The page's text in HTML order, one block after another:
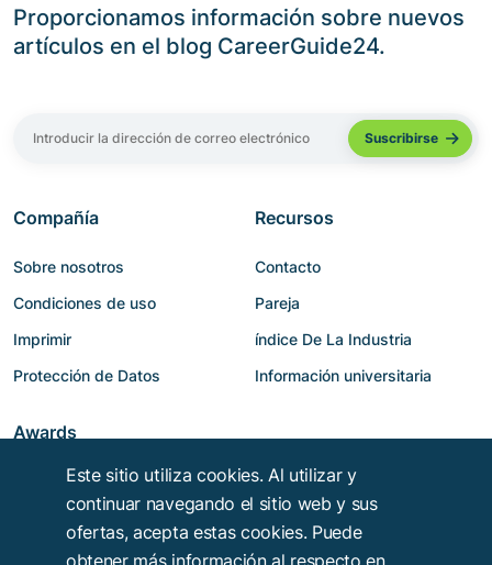
Proporcionamos información sobre nuevos
artículos en el blog CareerGuide24.
Compañía
Sobre nosotros
Condiciones de uso
Imprimir
Protección de Datos
Recursos
Contacto
Pareja
índice De La Industria
Información universitaria
Awards
Este sitio utiliza cookies. Al utilizar y
continuar navegando el sitio web y sus
ofertas, acepta estas cookies. Puede
obtener más información al respecto en